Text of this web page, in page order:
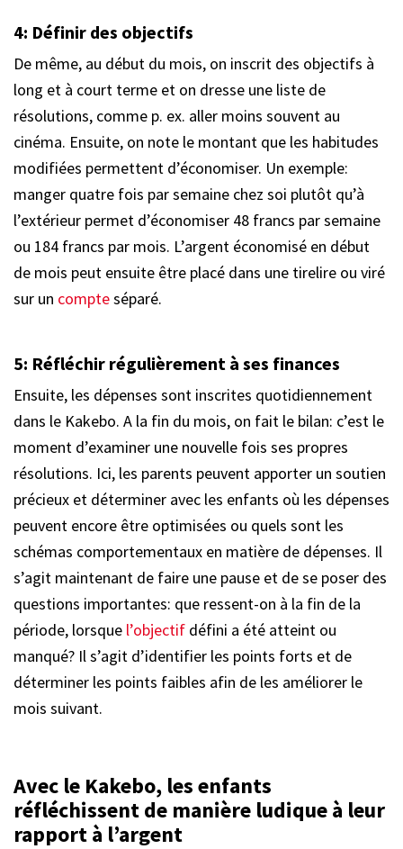
4: Définir des objectifs
De même, au début du mois, on inscrit des objectifs à
long et à court terme et on dresse une liste de
résolutions, comme p. ex. aller moins souvent au
cinéma. Ensuite, on note le montant que les habitudes
modifiées permettent d’économiser. Un exemple:
manger quatre fois par semaine chez soi plutôt qu’à
l’extérieur permet d’économiser 48 francs par semaine
ou 184 francs par mois. L’argent économisé en début
de mois peut ensuite être placé dans une tirelire ou viré
sur un compteséparé.
5: Réfléchir régulièrement à ses finances
Ensuite, les dépenses sont inscrites quotidiennement
dans le Kakebo. A la fin du mois, on fait le bilan: c’est le
moment d’examiner une nouvelle fois ses propres
résolutions. Ici, les parents peuvent apporter un soutien
précieux et déterminer avec les enfants où les dépenses
peuvent encore être optimisées ou quels sont les
schémas comportementaux en matière de dépenses. Il
s’agit maintenant de faire une pause et de se poser des
questions importantes: que ressent-on à la fin de la
période, lorsque l’objectif défini a été atteint ou
manqué? Il s’agit d’identifier les points forts et de
déterminer les points faibles afin de les améliorer le
mois suivant.
Avec le Kakebo, les enfants
réfléchissent de manière ludique à leur
rapport à l’argent